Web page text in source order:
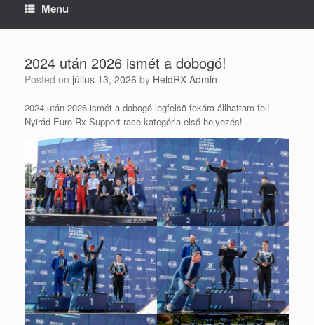
Menu
2024 után 2026 ismét a dobogó!
Posted on július 13, 2026 by HeldRX Admin
2024 után 2026 ismét a dobogó legfelsö fokára állhattam fel!
Nyirád Euro Rx Support race kategória első helyezés!